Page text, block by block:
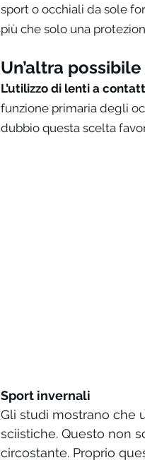
sport o occhiali da sole
più che solo una
Un’altra
L’utilizzo di lenti a
funzione primaria degli
dubbio questa scelta
Sport invernali
Gli studi mostrano che
sciistiche. Questo non
circostante. Proprio